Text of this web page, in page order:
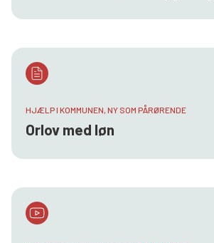
HJÆLP I KOMMUNEN, NY SOM PÅRØRENDE
Orlov med løn